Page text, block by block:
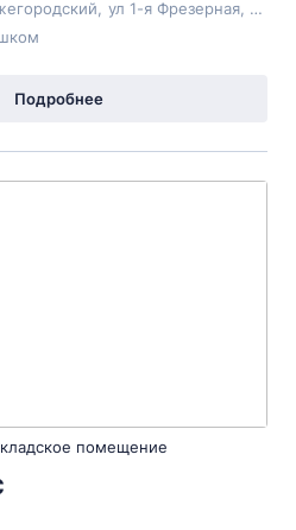
ул 1-я Фрезерная
Подробнее
помещение